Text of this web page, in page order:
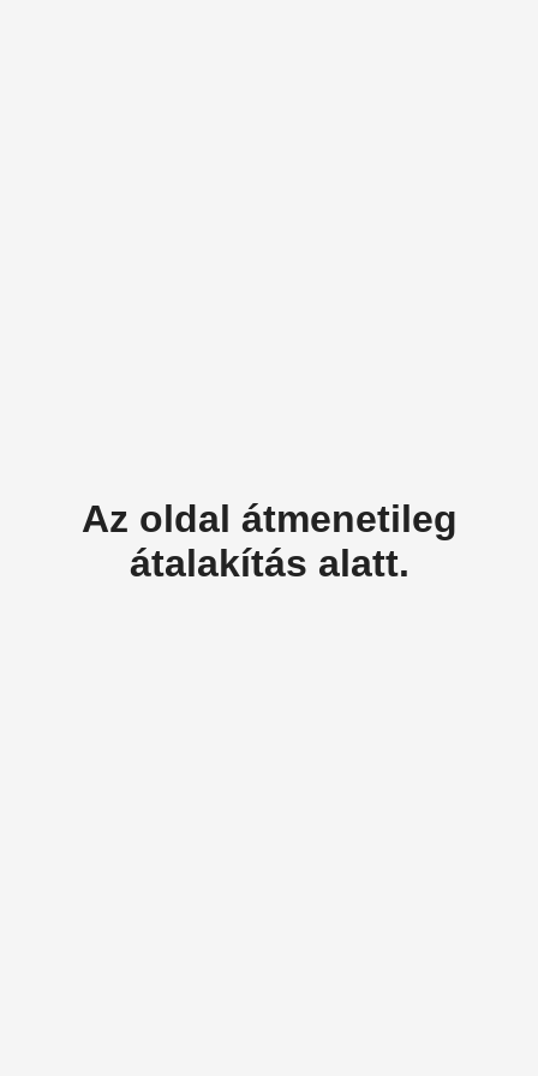
Az oldal átmenetileg
átalakítás alatt.